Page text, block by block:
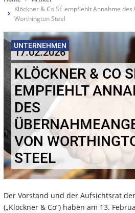
Klöckner & Co SE empfiehlt Annahme
Worthington Steel
UNTERNEHMEN
17.02.2026
KLÖCKNER & CO
EMPFIEHLT
DES
VON
STEEL
Der Vorstand und der Aufsichtsrat der
(„Klöckner & Co“) haben am 13.